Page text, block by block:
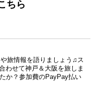
ちら
旅情報を語りましょう♫ス
わせて神戸＆大阪を旅しま
か？参加費のPayPay払い